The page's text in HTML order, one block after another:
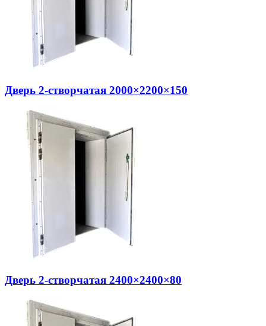
Дверь 2-створчатая 2000×2200×150
Дверь 2-створчатая 2400×2400×80